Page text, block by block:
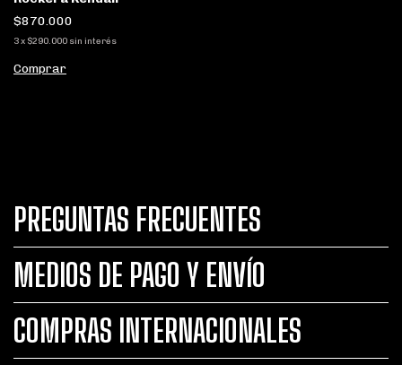
$870.000
3x $290.000 sin interés
Comprar
PREGUNTAS FRECUENTES
MEDIOS DE PAGO Y ENVÍO
COMPRAS INTERNACIONALES